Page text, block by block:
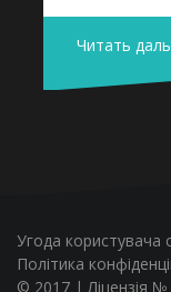
Читать
Угода користувача
Політика
© 2017 | Ліцензія №